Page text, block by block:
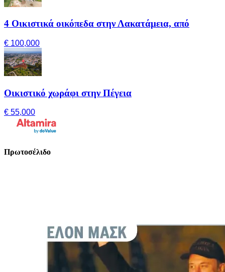
4 Οικιστικά οικόπεδα στην Λακατάμεια, από
€ 100,000
Οικιστικό χωράφι στην Πέγεια
€ 55,000
Πρωτοσέλιδο